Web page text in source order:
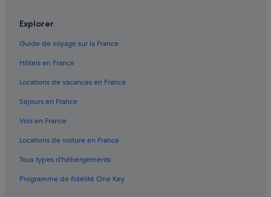
Vadsø : Maison d’hôtes
Vardø : hôtels Hôtels tout compris
Explorer
Guide de voyage sur la France
Hôtels en France
Locations de vacances en France
Séjours en France
Vols en France
Locations de voiture en France
Tous types d'hébergements
Programme de fidélité One Key